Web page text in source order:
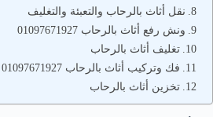
نقل أثاث بالرحاب والتعبئة والتغليف
ونش رفع أثاث بالرحاب 01097671927
تغليف أثاث بالرحاب
فك وتركيب أثاث بالرحاب 01097671927
تخزين أثاث بالرحاب